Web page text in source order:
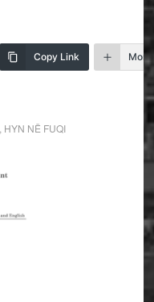
Copy Link More
HYN NË FUQI